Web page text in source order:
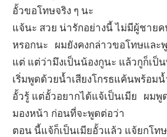
อั้วขอโทษจริง ๆ นะ
แจ้นะ สวย น่ารักอย่างนี้ ไม่มีผู้ชาย
หรอกนะ ผมยังคงกล่าวขอโทษและ
แต่ แต่ว่ามึงเป็นน้องกูนะ แล้วกูก็เ
เริ่มพูดด้วยน้ำเสียงโกรธแค้นพร้อม
อั้วรู้ แต่อั้วอยากได้แจ้เป็นเมีย ผม
มองหน้า ก่อนที่จะพูดต่อว่า
ตอน นี้แจ้ก็เป็นเมียอั้วแล้ว แจ้ยกโท